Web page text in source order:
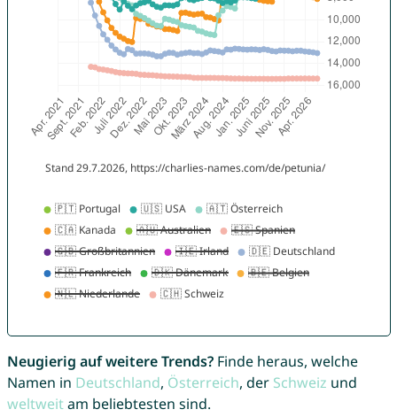
Neugierig auf weitere Trends?Finde heraus, welche
Namen in Deutschland, Österreich, der Schweiz und
weltweitam beliebtesten sind.